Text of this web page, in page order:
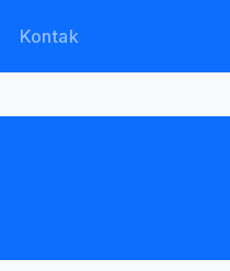
Kontak